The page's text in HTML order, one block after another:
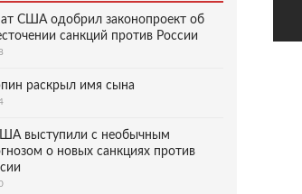
США одобрил законопроект об
санкций против России
раскрыл имя сына
выступили с необычным
о новых санкциях против